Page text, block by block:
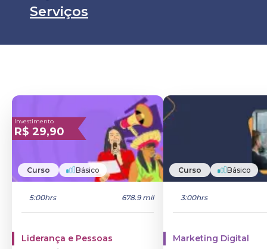
Serviços
Investimento
R$ 29,90
Curso Básico
5:00hrs 678.9 mil
Liderança e Pessoas
Curso Básico
3:00hrs
Marketing Digital